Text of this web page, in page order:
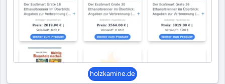
holzkamine.de